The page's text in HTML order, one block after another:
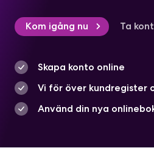
Kom igång nu Ta
Skapa konto online
Vi för över kundregister
Använd din nya